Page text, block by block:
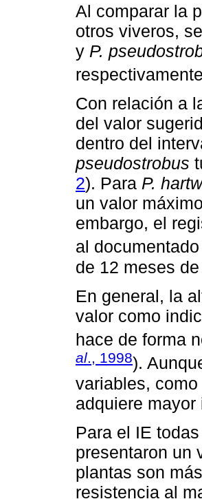
Al comparar la
otros viveros,
y P.
Con relación a
del valor
dentro del
pseudostrobus
2). Para P.
un valor
embargo, el
al
de 12 meses
En general, la
valor como
hace de forma
al., 1998).
variables,
adquiere mayor
Para el IE
presentaron un
plantas son
resistencia al